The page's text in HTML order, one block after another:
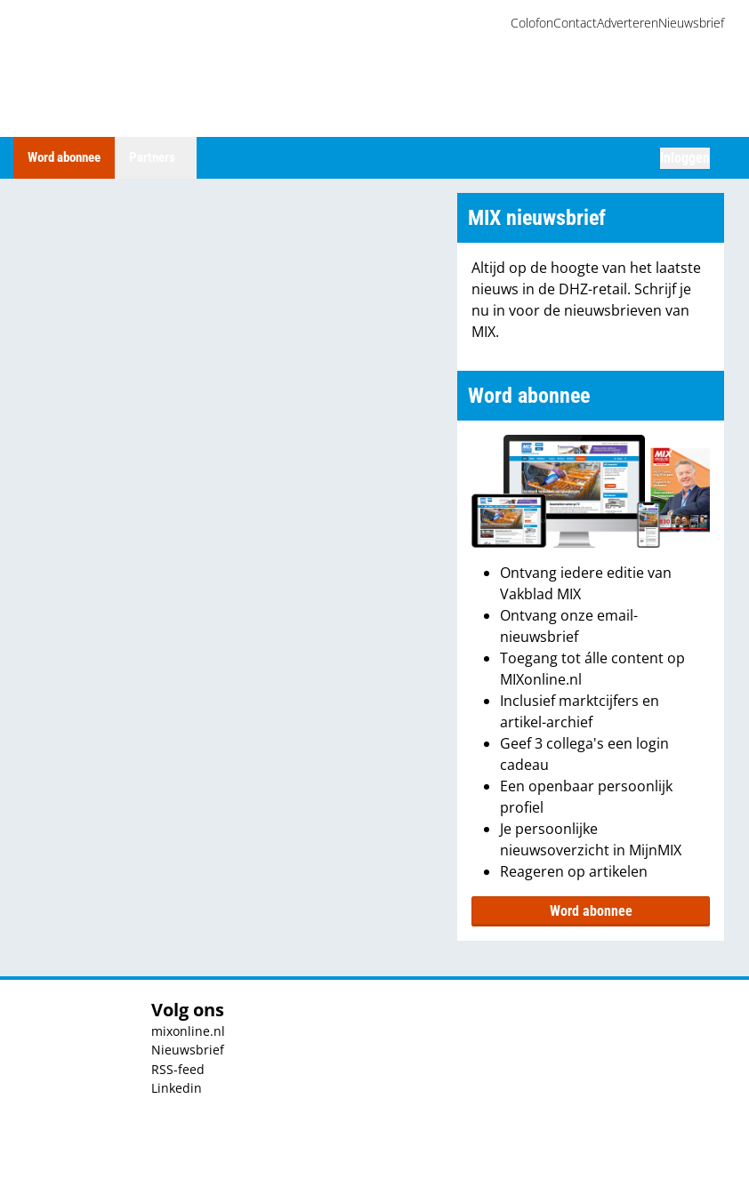
ColofonContactAdverterenNieuwsbrief
Word abonnee
MIX nieuwsbrief
Altijd op de hoogte van het laatste
nieuws in de DHZ-retail. Schrijf je
nu in voor de nieuwsbrieven van
MIX.
Word abonnee
Ontvang iedere editie van
Vakblad MIX
Ontvang onze email-
nieuwsbrief
Toegang tot álle content op
MIXonline.nl
Inclusief marktcijfers en
artikel-archief
Geef 3 collega's een login
cadeau
Een openbaar persoonlijk
profiel
Je persoonlijke
nieuwsoverzicht in MijnMIX
Reageren op artikelen
Word abonnee
Volg ons
mixonline.nl
Nieuwsbrief
RSS-feed
Linkedin